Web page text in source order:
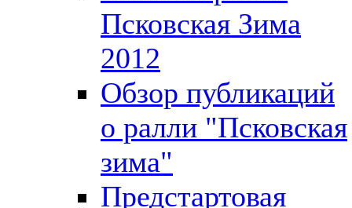
Псковская Зима
2012
Обзор публикаций
о ралли "Псковская
зима"
Предстартовая